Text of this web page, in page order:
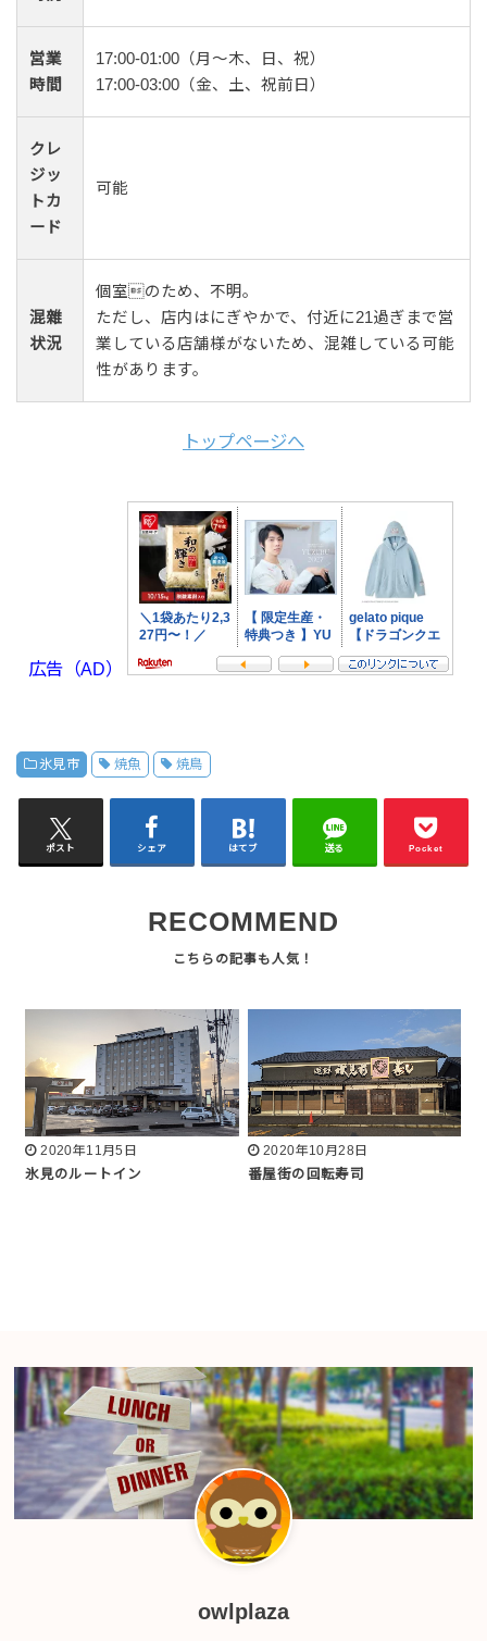
営業
時間
17:00-01:00（月〜木、日、祝）
17:00-03:00（金、土、祝前日）
クレ
ジッ
トカ
ード
可能
混雜
状況
個室のため、不明。
ただし、店内はにぎやかで、付近に21過ぎまで営
業している店舗様がないため、混雑している可能
性があります。
トップページへ
広告（AD）
氷見市 焼魚 焼鳥
ポスト シェア はてブ 送る Pocket
RECOMMEND
2020年11月5日
氷見のルートイン
2020年10月28日
番屋街の回転寿司
owlplaza